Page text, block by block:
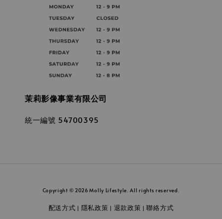
茉莉影像事業有限公司
統一編號 54700395
Copyright © 2026 Molly Lifestyle. All rights reserved.
配送方式 | 隱私政策 | 退款政策 |聯絡方式